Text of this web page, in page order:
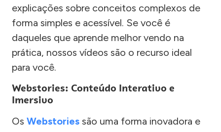
explicações sobre conceitos complexos de
forma simples e acessível. Se você é
daqueles que aprende melhor vendo na
prática, nossos vídeos são o recurso ideal
para você.
Webstories: Conteúdo Interativo e
Imersivo
Os Webstories são uma forma inovadora e